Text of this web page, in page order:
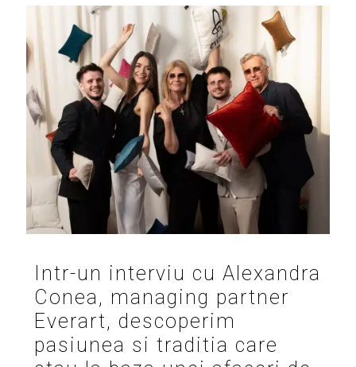
Intr-un interviu cu Alexandra
Conea, managing partner
Everart, descoperim
pasiunea si traditia care